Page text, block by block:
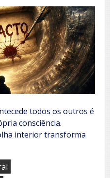
todos os outros é
consciência.
interior transforma